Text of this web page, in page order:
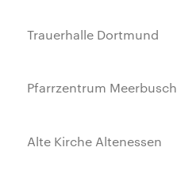
Trauerhalle Dortmund
Pfarrzentrum Meerbusch
Alte Kirche Altenessen